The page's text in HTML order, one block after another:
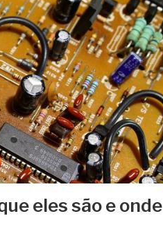
eles são e onde